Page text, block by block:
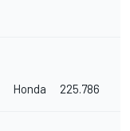
Honda 225.786